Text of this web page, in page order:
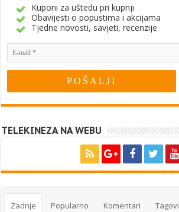
Kuponi za uštedu pri kupnji
Obavijesti o popustima i akcijama
Tjedne novosti, savjeti, recenzije
TELEKINEZA NA WEBU
Zadnje Popularno Komentari Tagovi